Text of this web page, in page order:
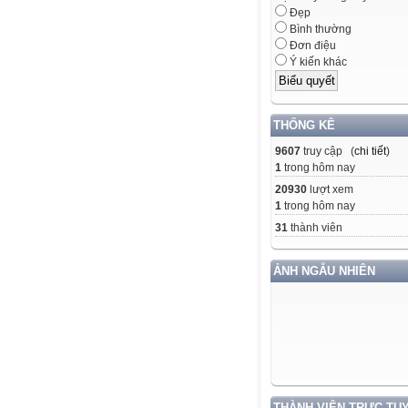
Đẹp
Bình thường
Đơn điệu
Ý kiến khác
THỐNG KÊ
9607 truy cập (chi tiết)
1 trong hôm nay
20930 lượt xem
1 trong hôm nay
31 thành viên
ẢNH NGẪU NHIÊN